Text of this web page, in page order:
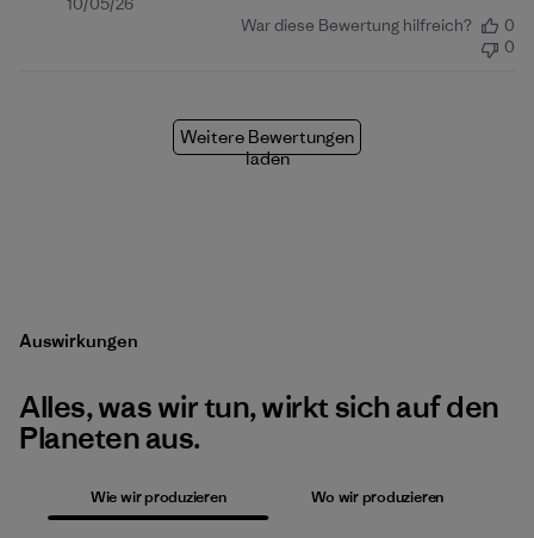
War diese Bewertung hilfreich?
0
0
Weitere Bewertungen
laden
Auswirkungen
Alles, was wir tun, wirkt sich auf den
Planeten aus.
Wie wir produzieren Wo wir produzieren